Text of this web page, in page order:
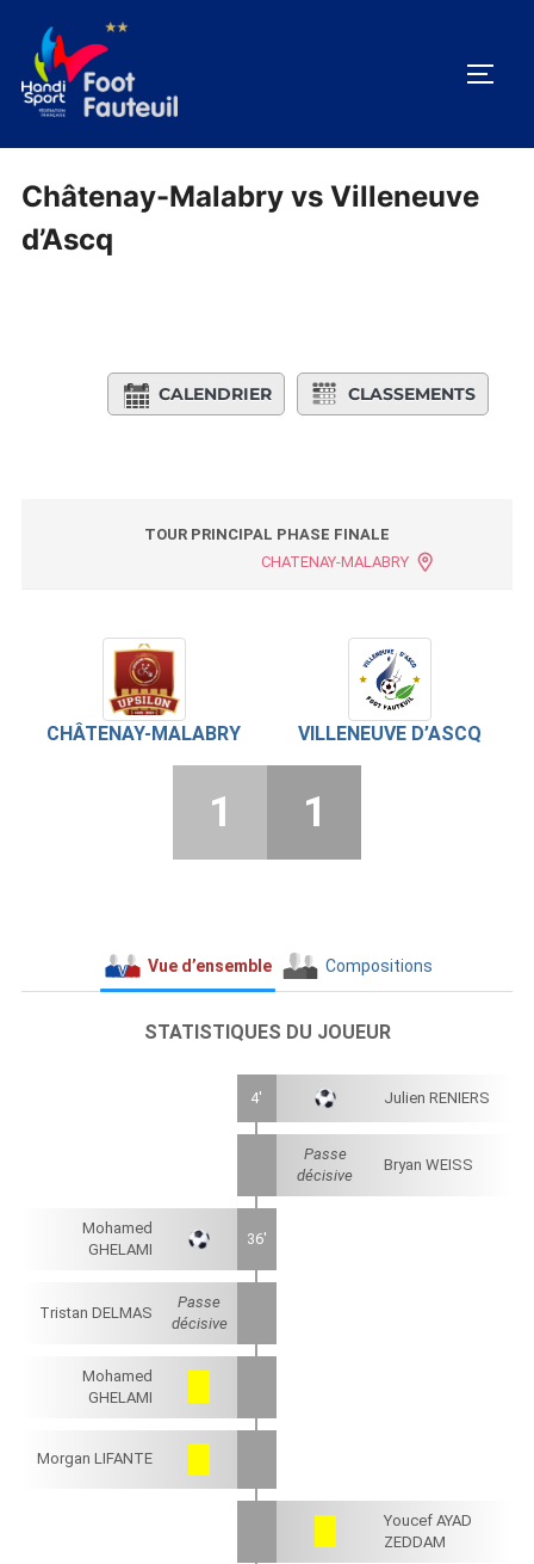
contenu
Châtenay-Malabry vs Villeneuve
d’Ascq
CALENDRIER CLASSEMENTS
TOUR PRINCIPAL PHASE FINALE
CHATENAY-MALABRY
CHÂTENAY-MALABRY VILLENEUVE D’ASCQ
1 1
Vue d’ensemble Compositions
STATISTIQUES DU JOUEUR
4' Julien RENIERS
Passe
décisive
Bryan WEISS
Mohamed
GHELAMI
36'
Tristan DELMAS
Passe
décisive
Mohamed
GHELAMI
Morgan LIFANTE
Youcef AYAD
ZEDDAM